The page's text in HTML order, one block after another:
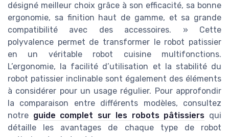
désigné meilleur choix grâce à son efficacité, sa bonne
ergonomie, sa finition haut de gamme, et sa grande
compatibilité avec des accessoires. » Cette
polyvalence permet de transformer le robot patissier
en un véritable robot cuisine multifonctions.
L’ergonomie, la facilité d’utilisation et la stabilité du
robot patissier inclinable sont également des éléments
à considérer pour un usage régulier. Pour approfondir
la comparaison entre différents modèles, consultez
notre guide complet sur les robots pâtissiers qui
détaille les avantages de chaque type de robot